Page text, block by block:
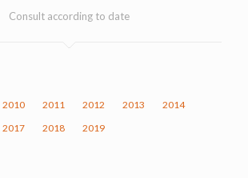
Consult according to date
2010 2011 2012 2013
2014
2017 2018 2019